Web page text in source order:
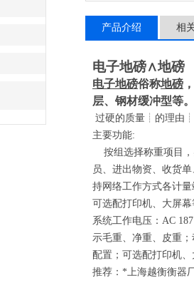
产品介绍 相
电子地磅∧地磅
电子地磅俗称地磅
层、钢材缓冲型等。
过硬的质量┊的理由
主要功能:
按组选择称重项目，
员、进出物资、收货
持网络工作方式各计
可选配打印机、大屏
系统工作电压： AC 187
示毛重、净重、皮重
配置；可选配打印机
推荐：*上海越衡衡器